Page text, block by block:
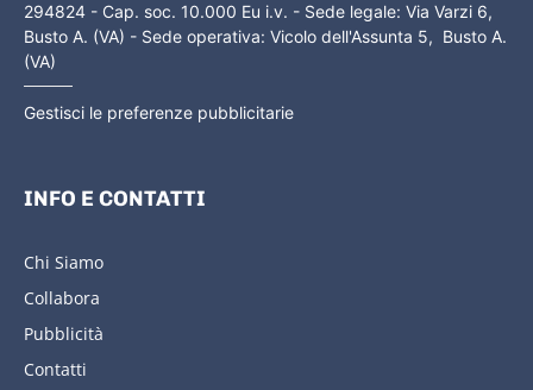
294824 - Cap. soc. 10.000 Eu i.v. - Sede legale: Via Varzi 6,
Busto A. (VA) - Sede operativa: Vicolo dell'Assunta 5, Busto A.
(VA)
Gestisci le preferenze pubblicitarie
INFO E CONTATTI
Chi Siamo
Collabora
Pubblicità
Contatti